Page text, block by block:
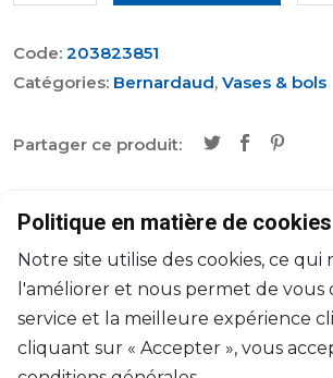
Code: 203823851
Catégories: Bernardaud, Vases & bols
Partager ce produit:
Marque Bernardaud
Collection Tanga
Designer
Politique en matière de cookies
Notre site utilise des cookies, ce qui
l'améliorer et nous permet de
service et la meilleure expérience
cliquant sur « Accepter », vous